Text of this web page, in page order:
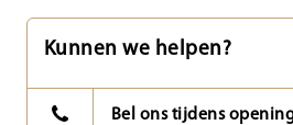
Kunnen we helpen?
Bel ons tijdens